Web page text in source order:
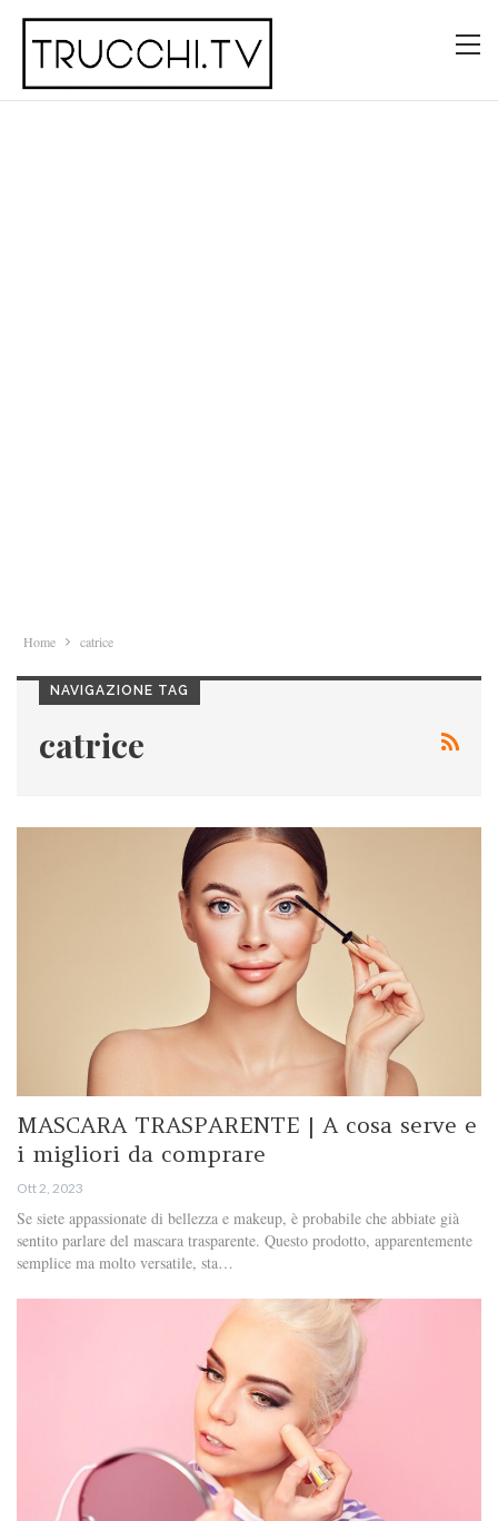
Home catrice
NAVIGAZIONE TAG
catrice
MASCARA TRASPARENTE | A cosa serve e
i migliori da comprare
Ott 2, 2023
Se siete appassionate di bellezza e makeup, è probabile che abbiate già
sentito parlare del mascara trasparente. Questo prodotto, apparentemente
semplice ma molto versatile, sta…